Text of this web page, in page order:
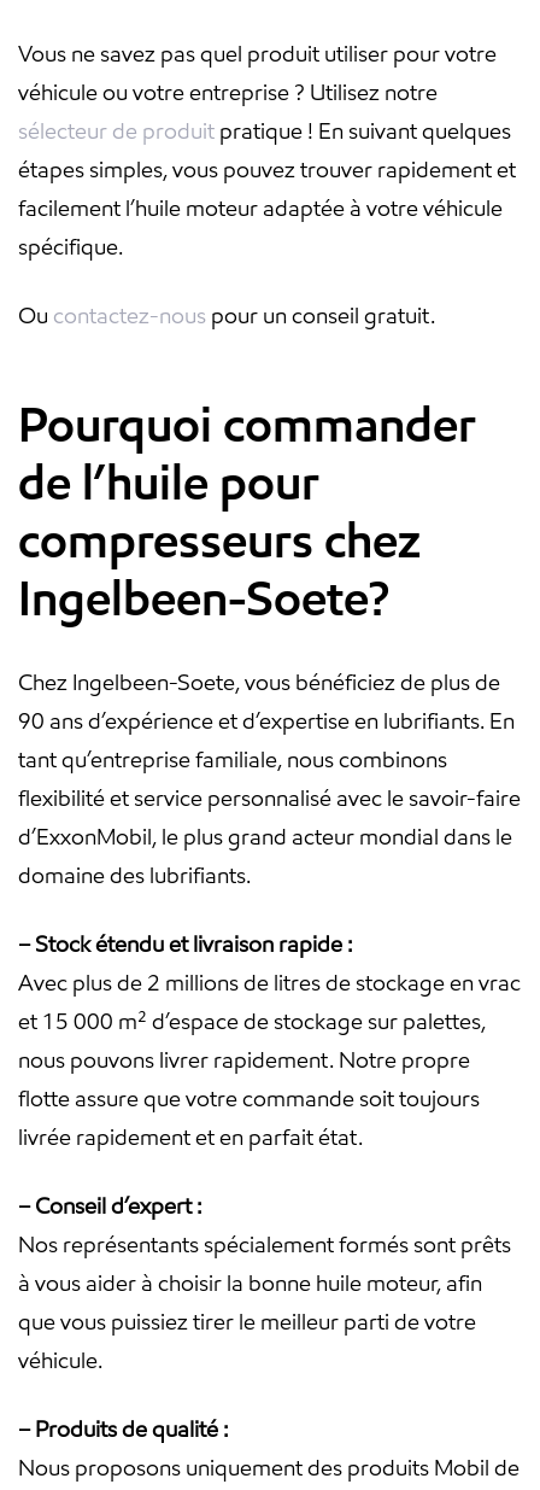
Vous ne savez pas quel produit utiliser pour votre
véhicule ou votre entreprise ? Utilisez notre
sélecteur de produit pratique ! En suivant quelques
étapes simples, vous pouvez trouver rapidement et
facilement l’huile moteur adaptée à votre véhicule
spécifique.
Ou contactez-nous pour un conseil gratuit.
Pourquoi commander
de l’huile pour
compresseurs chez
Ingelbeen-Soete?
Chez Ingelbeen-Soete, vous bénéficiez de plus de
90 ans d’expérience et d’expertise en lubrifiants. En
tant qu’entreprise familiale, nous combinons
flexibilité et service personnalisé avec le savoir-faire
d’ExxonMobil, le plus grand acteur mondial dans le
domaine des lubrifiants.
– Stock étendu et livraison rapide :
Avec plus de 2 millions de litres de stockage en vrac
et 15 000 m² d’espace de stockage sur palettes,
nous pouvons livrer rapidement. Notre propre
flotte assure que votre commande soit toujours
livrée rapidement et en parfait état.
– Conseil d’expert :
Nos représentants spécialement formés sont prêts
à vous aider à choisir la bonne huile moteur, afin
que vous puissiez tirer le meilleur parti de votre
véhicule.
– Produits de qualité :
Nous proposons uniquement des produits Mobil de